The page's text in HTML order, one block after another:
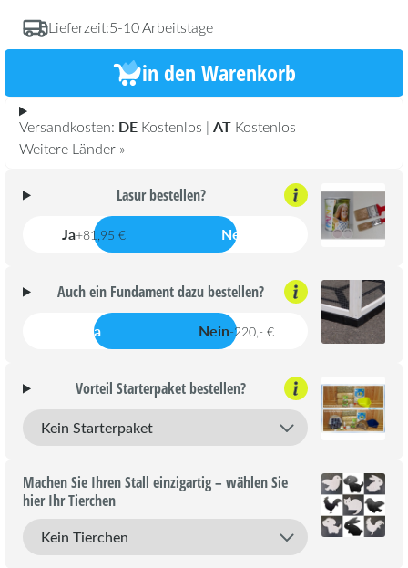
Lieferzeit:5-10 Arbeitstage
in den Warenkorb
Versandkosten: DE Kostenlos | AT Kostenlos
Weitere Länder »
Lasur bestellen?
Ja+81,95 € Nein
Auch ein Fundament dazu bestellen?
Ja Nein-220,- €
Vorteil Starterpaket bestellen?
Machen Sie Ihren Stall einzigartig – wählen Sie
hier Ihr Tierchen